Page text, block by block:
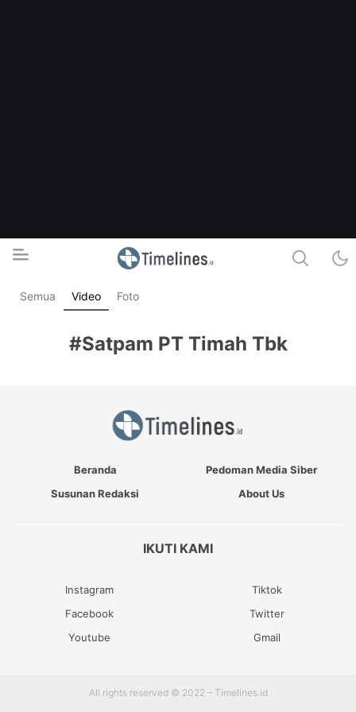
Timelines.id
Media Literasi, Sejarah & Budaya
Semua Video Foto
#Satpam PT Timah Tbk
Beranda
Pedoman Media Siber
Susunan Redaksi
About Us
IKUTI KAMI
Instagram
Tiktok
Facebook
Twitter
Youtube
Gmail
All rights reserved © 2022 – Timelines.id